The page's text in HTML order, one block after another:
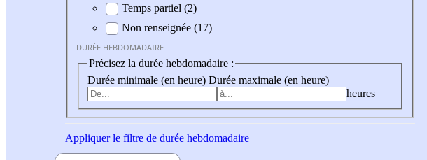
Temps partiel (2)
Non renseignée (17)
DURÉE HEBDOMADAIRE
Précisez la durée hebdomadaire :
Durée minimale (en heure) Durée maximale (en heure)
heures
Appliquerle filtre de durée hebdomadaire